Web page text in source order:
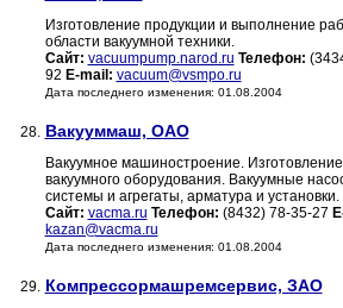
Изготовление продукции и выполнение
области вакуумной техники.
Сайт: vacuumpump.narod.ru Телефон:
92 E-mail: vacuum@vsmpo.ru
Дата последнего изменения: 01.08.2004
28. Вакууммаш, ОАО
Вакуумное машиностроение. Изготовление
вакуумного оборудования. Вакуумные
системы и агрегаты, арматура и установки.
Сайт: vacma.ru Телефон: (8432) 78-35-27
kazan@vacma.ru
Дата последнего изменения: 01.08.2004
29. Компрессормашремсервис, ЗАО